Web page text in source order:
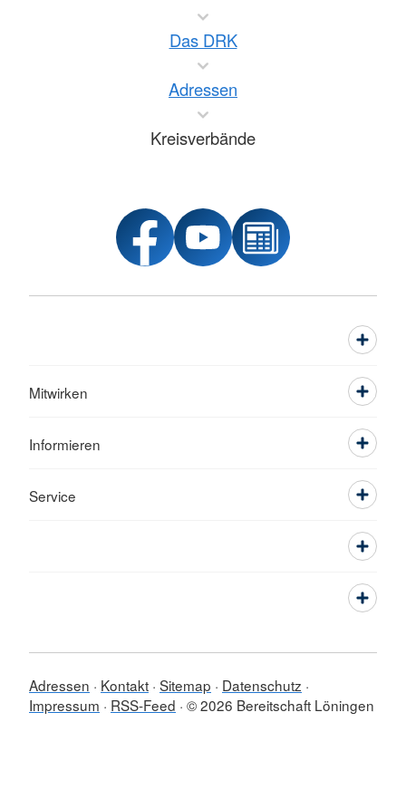
Das DRK
Adressen
Kreisverbände
Mitwirken
Informieren
Service
Adressen Kontakt Sitemap
Datenschutz
Impressum
RSS-Feed © 2026 Bereitschaft Löningen